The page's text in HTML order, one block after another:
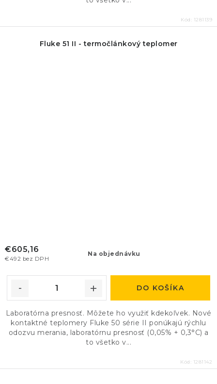
Kód: 1281139
Fluke 51 II - termočlánkový teplomer
Na objednávku
€492 bez DPH
€605,16
DO KOŠÍKA
Laboratórna presnosť. Môžete ho využiť kdekoľvek. Nové
kontaktné teplomery Fluke 50 série II ponúkajú rýchlu
odozvu merania, laboratórnu presnosť (0,05% + 0,3°C) a
to všetko v...
Kód: 1281142